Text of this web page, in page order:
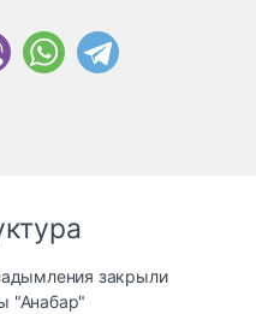
закрыли
"Анабар"